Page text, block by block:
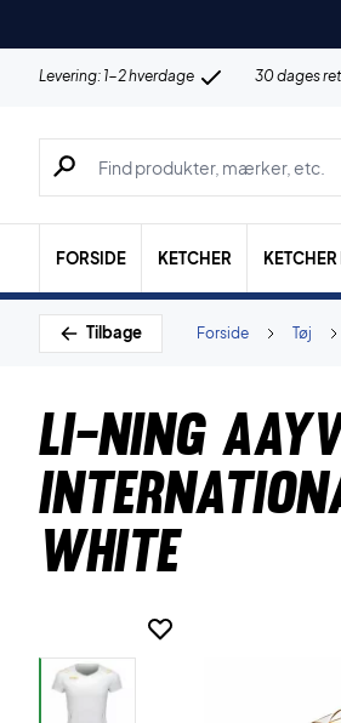
Levering: 1-2 hverdage 30 dages
Søg efter produkter, mærker etc.
FORSIDE KETCHER
Tilbage Tøj
Forside
Li-Ning
White